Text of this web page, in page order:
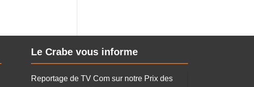
Le Crabe vous informe
Reportage de TV Com sur notre Prix des